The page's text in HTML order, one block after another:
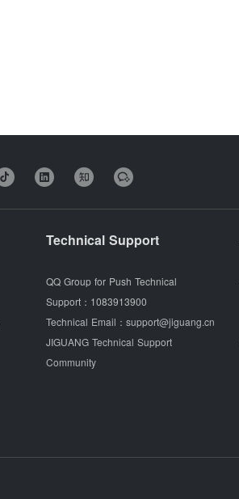
Technical Support
QQ Group for Push Technical
Support： 1083913900
Technical Email： support@jiguang.cn
JIGUANG Technical Support
Community